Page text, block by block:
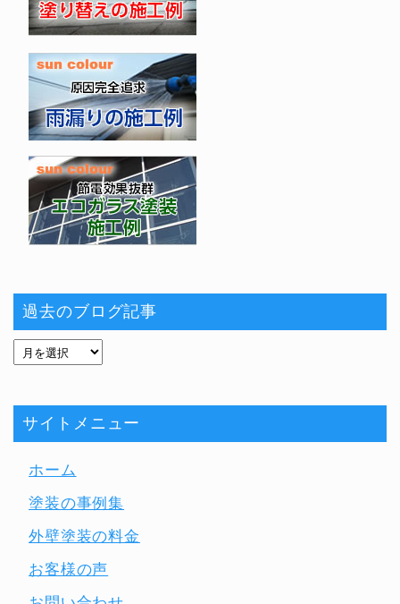
過去のブログ記事
サイトメニュー
ホーム
塗装の事例集
外壁塗装の料金
お客様の声